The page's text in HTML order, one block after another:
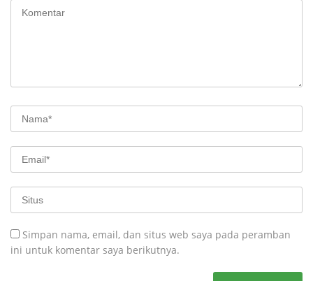
Simpan nama, email, dan situs web saya pada peramban
ini untuk komentar saya berikutnya.